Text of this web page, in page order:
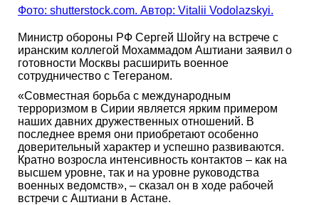
Фото: shutterstock.com. Автор: Vitalii Vodolazskyi.
Министр обороны РФ Сергей Шойгу на встрече с
иранским коллегой Мохаммадом Аштиани заявил о
готовности Москвы расширить военное
сотрудничество с Тегераном.
«Совместная борьба с международным
терроризмом в Сирии является ярким примером
наших давних дружественных отношений. В
последнее время они приобретают особенно
доверительный характер и успешно развиваются.
Кратно возросла интенсивность контактов – как на
высшем уровне, так и на уровне руководства
военных ведомств», – сказал он в ходе рабочей
встречи с Аштиани в Астане.